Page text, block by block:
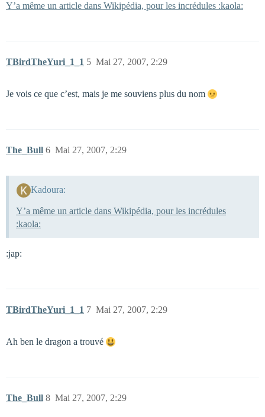
Y’a même un article dans Wikipédia, pour les incrédules :kaola:
TBirdTheYuri_1_1 Mai 27, 2007, 2:29
5
Je vois ce que c’est, mais je me souviens plus du nom
The_Bull Mai 27, 2007, 2:29
6
Kadoura:
Y’a même un article dans Wikipédia, pour les incrédules
:kaola:
:jap:
TBirdTheYuri_1_1 Mai 27, 2007, 2:29
7
Ah ben le dragon a trouvé
The_Bull Mai 27, 2007, 2:29
8